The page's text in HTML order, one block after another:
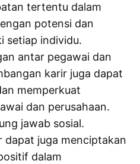
tertentu dalam
potensi dan
setiap individu.
antar pegawai dan
karir juga dapat
memperkuat
dan perusahaan.
jawab sosial.
dapat juga menciptakan
dalam